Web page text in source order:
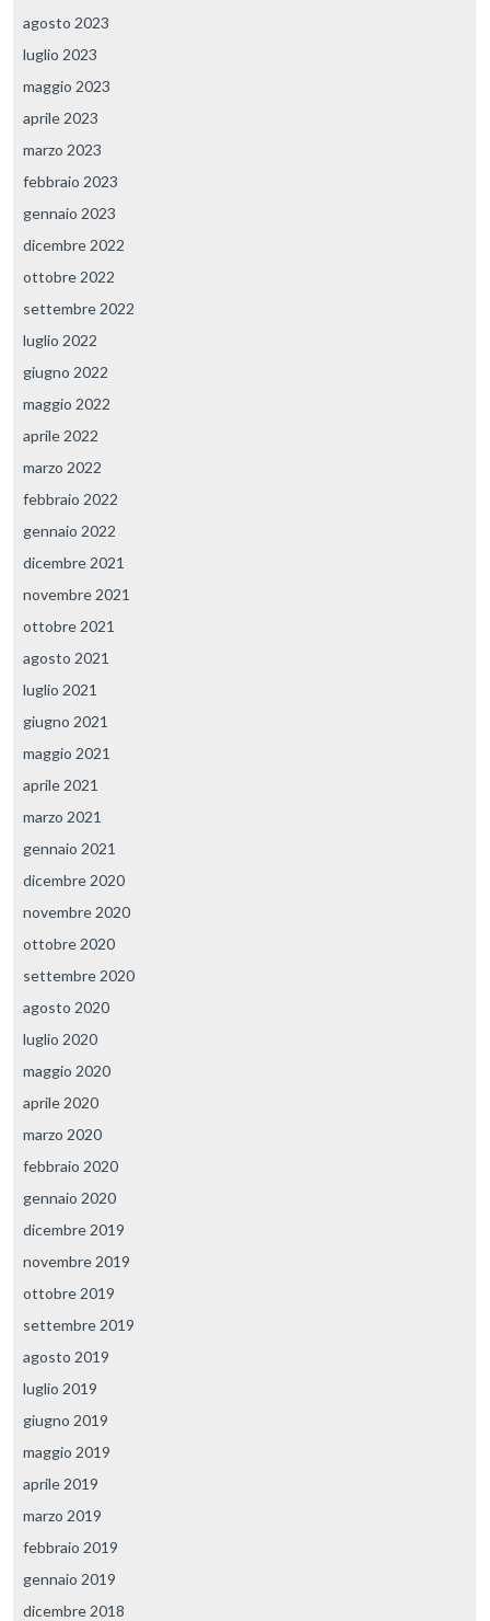
agosto 2023
luglio 2023
maggio 2023
aprile 2023
marzo 2023
febbraio 2023
gennaio 2023
dicembre 2022
ottobre 2022
settembre 2022
luglio 2022
giugno 2022
maggio 2022
aprile 2022
marzo 2022
febbraio 2022
gennaio 2022
dicembre 2021
novembre 2021
ottobre 2021
agosto 2021
luglio 2021
giugno 2021
maggio 2021
aprile 2021
marzo 2021
gennaio 2021
dicembre 2020
novembre 2020
ottobre 2020
settembre 2020
agosto 2020
luglio 2020
maggio 2020
aprile 2020
marzo 2020
febbraio 2020
gennaio 2020
dicembre 2019
novembre 2019
ottobre 2019
settembre 2019
agosto 2019
luglio 2019
giugno 2019
maggio 2019
aprile 2019
marzo 2019
febbraio 2019
gennaio 2019
dicembre 2018